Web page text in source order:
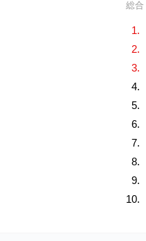
総合
1.
2.
3.
4.
5.
6.
7.
8.
9.
10.